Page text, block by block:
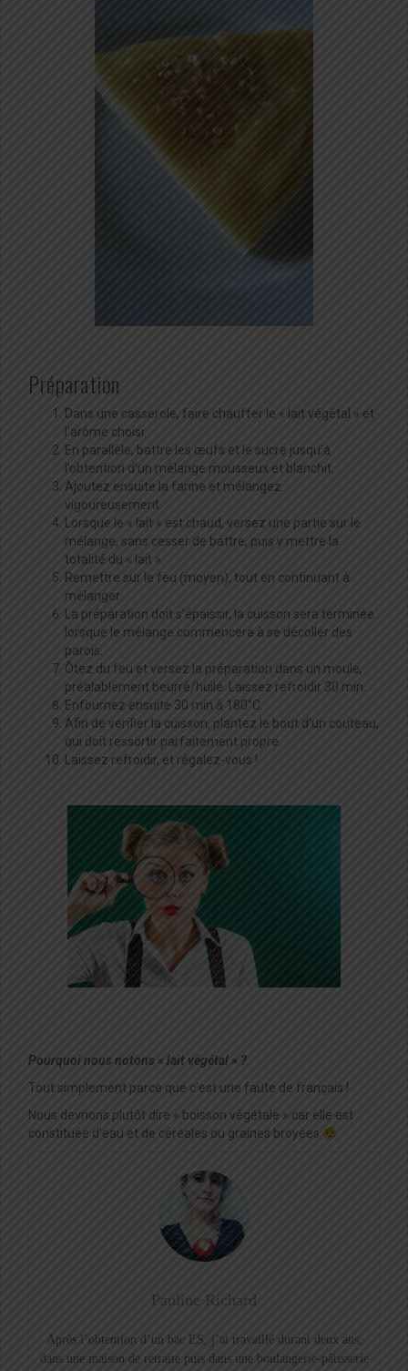
Préparation
Dans une casserole, faire chauffer le « lait végétal » et
l’arôme choisi.
En parallèle, battre les œufs et le sucre jusqu’à
l’obtention d’un mélange mousseux et blanchit.
Ajoutez ensuite la farine et mélangez
vigoureusement.
Lorsque le « lait » est chaud, versez une partie sur le
mélange, sans cesser de battre, puis y mettre la
totalité du « lait ».
Remettre sur le feu (moyen), tout en continuant à
mélanger.
La préparation doit s’épaissir, la cuisson sera terminée
lorsque le mélange commencera à se décoller des
parois.
Ôtez du feu et versez la préparation dans un moule,
préalablement beurré/huilé. Laissez refroidir 30 min.
Enfournez ensuite 30 min à 180°C.
Afin de vérifier la cuisson, plantez le bout d’un couteau,
qui doit ressortir parfaitement propre.
Laissez refroidir, et régalez-vous !
Pourquoi nous notons « lait végétal » ?
Tout simplement parce que c’est une faute de français !
Nous devrions plutôt dire « boisson végétale » car elle est
constituée d’eau et de céréales ou graines broyées
Pauline Richard
Après l’obtention d’un bac ES, j’ai travaillé durant deux ans,
dans une maison de retraite puis dans une boulangerie-pâtisserie